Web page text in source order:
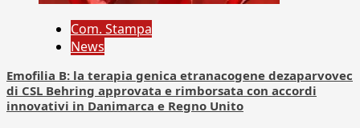
Com. Stampa
News
Emofilia B: la terapia genica etranacogene dezaparvovec
di CSL Behring approvata e rimborsata con accordi
innovativi in Danimarca e Regno Unito